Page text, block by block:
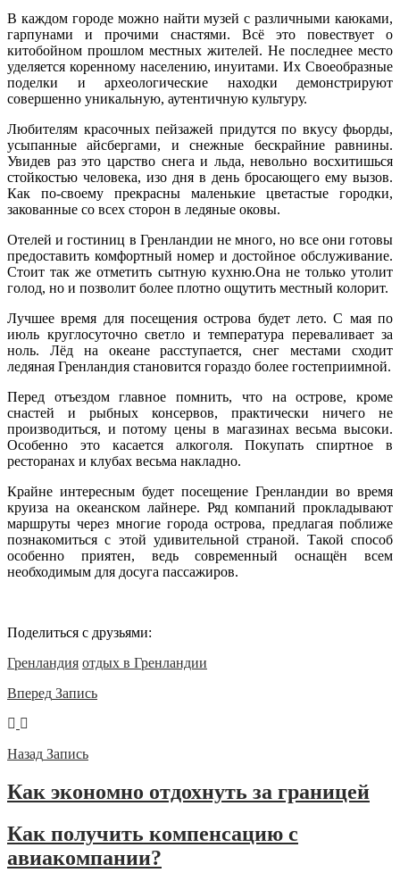
В каждом городе можно найти музей с различными каюками,
гарпунами и прочими снастями. Всё это повествует о
китобойном прошлом местных жителей. Не последнее место
уделяется коренному населению, инуитами. Их Своеобразные
поделки и археологические находки демонстрируют
совершенно уникальную, аутентичную культуру.
Любителям красочных пейзажей придутся по вкусу фьорды,
усыпанные айсбергами, и снежные бескрайние равнины.
Увидев раз это царство снега и льда, невольно восхитишься
стойкостью человека, изо дня в день бросающего ему вызов.
Как по-своему прекрасны маленькие цветастые городки,
закованные со всех сторон в ледяные оковы.
Отелей и гостиниц в Гренландии не много, но все они готовы
предоставить комфортный номер и достойное обслуживание.
Стоит так же отметить сытную кухню.Она не только утолит
голод, но и позволит более плотно ощутить местный колорит.
Лучшее время для посещения острова будет лето. С мая по
июль круглосуточно светло и температура переваливает за
ноль. Лёд на океане расступается, снег местами сходит
ледяная Гренландия становится гораздо более гостеприимной.
Перед отъездом главное помнить, что на острове, кроме
снастей и рыбных консервов, практически ничего не
производиться, и потому цены в магазинах весьма высоки.
Особенно это касается алкоголя. Покупать спиртное в
ресторанах и клубах весьма накладно.
Крайне интересным будет посещение Гренландии во время
круиза на океанском лайнере. Ряд компаний прокладывают
маршруты через многие города острова, предлагая поближе
познакомиться с этой удивительной страной. Такой способ
особенно приятен, ведь современный оснащён всем
необходимым для досуга пассажиров.
Поделиться с друзьями:
Гренландия отдых в Гренландии
Вперед Запись
Назад Запись
Как экономно отдохнуть за границей
Как получить компенсацию с
авиакомпании?